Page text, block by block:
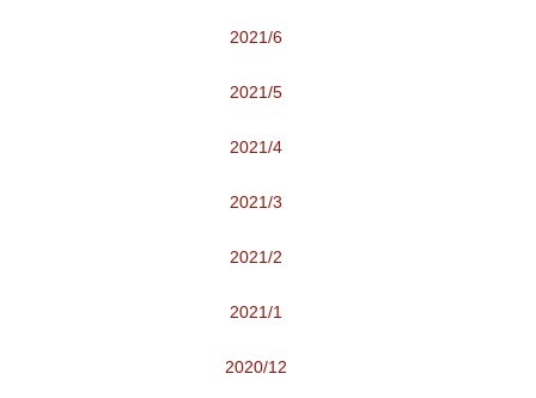
2021/6
2021/5
2021/4
2021/3
2021/2
2021/1
2020/12